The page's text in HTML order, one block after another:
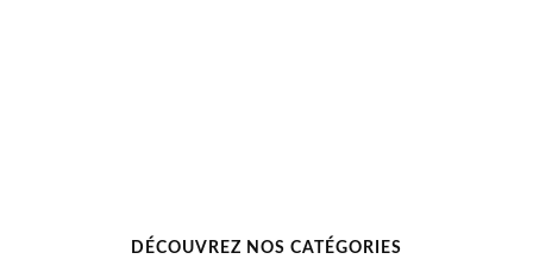
DÉCOUVREZ NOS CATÉGORIES